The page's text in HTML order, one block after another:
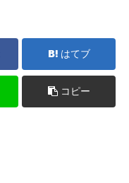
はてブ
コピー